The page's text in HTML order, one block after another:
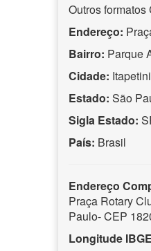
Outros
Endereço:
Bairro: Parque
Cidade:
Estado: São
Sigla Estado:
País: Brasil
Endereço
Praça Rotary
Paulo- CEP
Longitude